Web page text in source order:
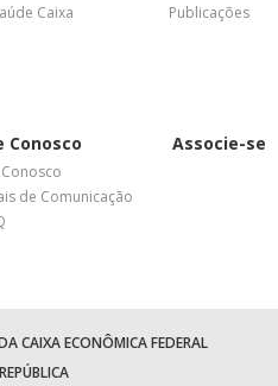
Caixa
Publicações
Conosco
de Comunicação
Associe-se
CAIXA ECONÔMICA FEDERAL